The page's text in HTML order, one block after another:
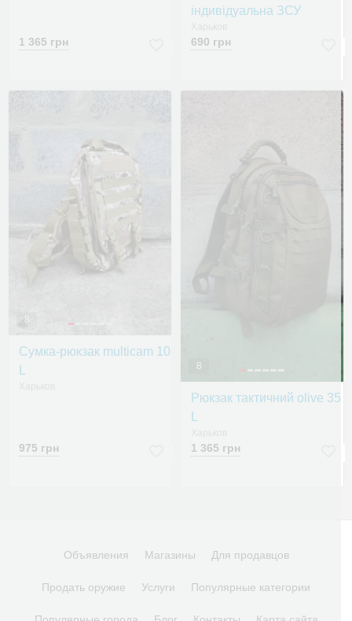
1 365 грн
індивідуальна ЗСУ
690 грн
8
Сумка-рюкзак multicam 10
975 грн
8
Рюкзак тактичний olive 35
1 365 грн
Объявления Магазины Для продавцов
Продать оружие Услуги Популярные категории